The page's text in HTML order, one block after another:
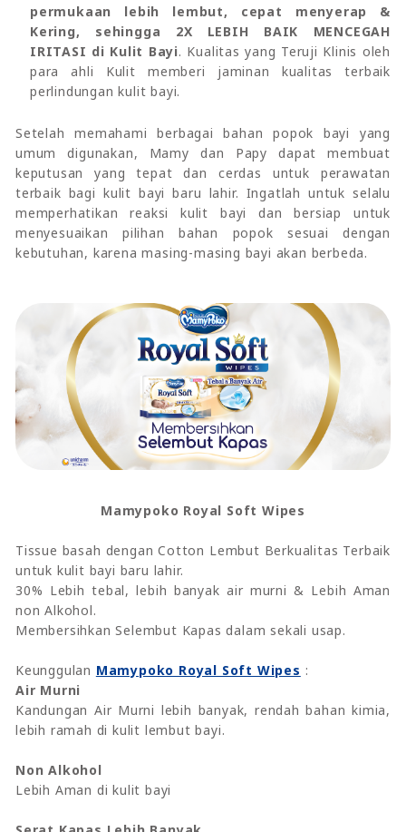
permukaan lebih lembut, cepat menyerap &
Kering, sehingga 2X LEBIH BAIK MENCEGAH
IRITASI di Kulit Bayi. Kualitas yang Teruji Klinis oleh
para ahli Kulit memberi jaminan kualitas terbaik
perlindungan kulit bayi.
Setelah memahami berbagai bahan popok bayi yang
umum digunakan, Mamy dan Papy dapat membuat
keputusan yang tepat dan cerdas untuk perawatan
terbaik bagi kulit bayi baru lahir. Ingatlah untuk selalu
memperhatikan reaksi kulit bayi dan bersiap untuk
menyesuaikan pilihan bahan popok sesuai dengan
kebutuhan, karena masing-masing bayi akan berbeda.
Mamypoko Royal Soft Wipes
Tissue basah dengan Cotton Lembut Berkualitas Terbaik
untuk kulit bayi baru lahir.
30% Lebih tebal, lebih banyak air murni & Lebih Aman
non Alkohol.
Membersihkan Selembut Kapas dalam sekali usap.
Keunggulan Mamypoko Royal Soft Wipes :
Air Murni
Kandungan Air Murni lebih banyak, rendah bahan kimia,
lebih ramah di kulit lembut bayi.
Non Alkohol
Lebih Aman di kulit bayi